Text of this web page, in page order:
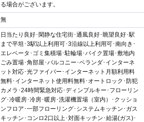
る場合がございます。
無
日当たり良好･閑静な住宅街･通風良好･眺望良好･駅
まで平坦･3駅以上利用可･3沿線以上利用可･南向き･
エレベータ･ゴミ集積場･駐輪場･バイク置場･敷地内
ごみ置場･角部屋･バルコニー･ベランダ･インターネ
ット対応･光ファイバー･インターネット月額利用料
無料･インターネット使用料無料･オートロック･防犯
カメラ･24時間緊急対応･ディンプルキー･フローリン
グ･冷暖房･冷房･暖房･洗濯機置場（室内）･クッショ
ンフロア･一部フローリング･システムキッチン･ガス
キッチン･コンロ2口以上･対面キッチン･給湯(ガス)･